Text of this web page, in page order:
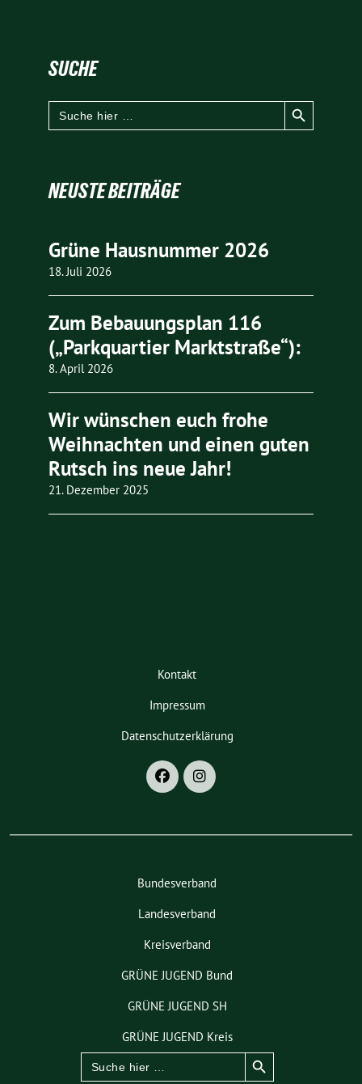
SUCHE
Search
for:
Search Button
NEUSTE BEITRÄGE
Grüne Hausnummer 2026
18. Juli 2026
Zum Bebauungsplan 116
(„Parkquartier Marktstraße“):
8. April 2026
Wir wünschen euch frohe
Weihnachten und einen guten
Rutsch ins neue Jahr!
21. Dezember 2025
Kontakt
Impressum
Datenschutzerklärung
Bundesverband
Landesverband
Kreisverband
GRÜNE JUGEND Bund
GRÜNE JUGEND SH
GRÜNE JUGEND Kreis
Search
for:
Search Button